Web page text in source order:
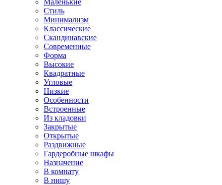
Маленькие
Стиль
Минимализм
Классические
Скандинавские
Современные
Форма
Высокие
Квадратные
Угловые
Низкие
Особенности
Встроенные
Из кладовки
Закрытые
Открытые
Раздвижные
Гардеробные шкафы
Назначение
В комнату
В нишу